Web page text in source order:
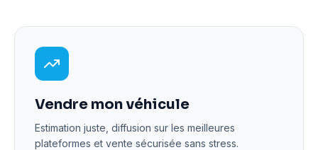
Vendre mon véhicule
Estimation juste, diffusion sur les meilleures
plateformes et vente sécurisée sans stress.